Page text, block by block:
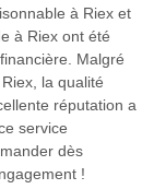
à Riex et
à Riex ont été
Malgré
la qualité
réputation a
service
dès
!